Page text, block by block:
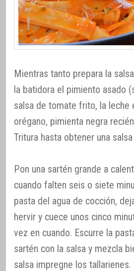
Mientras tanto prepara la
la batidora el pimiento asado
salsa de tomate frito, la leche
orégano, pimienta negra
Tritura hasta obtener una
Pon una sartén grande a
cuando falten seis o siete
pasta del agua de cocción,
hervir y cuece unos cinco
vez en cuando. Escurre la
sartén con la salsa y mezcla
salsa impregne los tallarienes.